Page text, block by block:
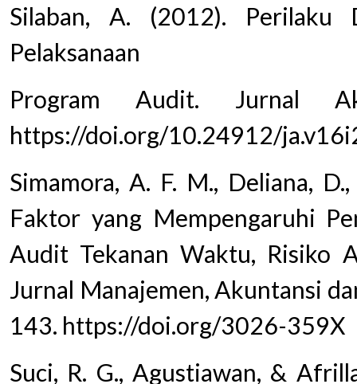
Silaban, A. (2012). Perilaku
Pelaksanaan
Program Audit. Jurnal
https://doi.org/10.24912/
Simamora, A. F. M., Deliana,
Faktor yang Mempengaruhi
Audit Tekanan Waktu, Risiko
Jurnal Manajemen, Akuntansi
143. https://doi.org/3026-359X
Suci, R. G., Agustiawan, &